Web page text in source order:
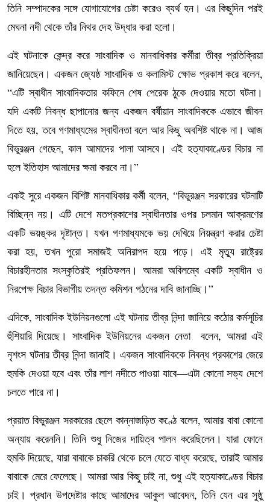
তিনি সম্পাদকের সঙ্গে যোগাযোগের চেষ্টা করেও ব্যর্থ হন। এর কিছুদিন পরই
মেঘনা নদী থেকে তাঁর নিথর দেহ উদ্ধার করা হলো।
এই ঘটনাকে কেন্দ্র করে সাংবাদিক ও মানবাধিকার কর্মীরা তীব্র প্রতিক্রিয়া
জানিয়েছেন। একজন জ্যেষ্ঠ সাংবাদিক ও কলামিস্ট ক্ষোভ প্রকাশ করে বলেন,
“এটি স্বাধীন সাংবাদিকতার কফিনে শেষ পেরেক ঠুকে দেওয়ার মতো ঘটনা।
যদি একটি নিবন্ধ ছাপানোর জন্য একজন বর্ষীয়ান সাংবাদিককে এভাবে জীবন
দিতে হয়, তবে গণমাধ্যমের স্বাধীনতা বলে আর কিছু অবশিষ্ট থাকে না। আজ
বিভুরঞ্জন গেছেন, কাল আমাদের পালা আসবে। এই হত্যাকাণ্ডের বিচার না
হলে ইতিহাস আমাদের ক্ষমা করবে না।”
একই সুরে একজন বিশিষ্ট মানবাধিকার কর্মী বলেন, “বিভুরঞ্জন সরকারের ঘটনাটি
বিচ্ছিন্ন নয়। এটি দেশে মতপ্রকাশের স্বাধীনতার ওপর চলমান আক্রমণের
একটি ভয়ঙ্কর দৃষ্টান্ত। যখন গণমাধ্যমকে ভয় দেখিয়ে নিয়ন্ত্রণ করার চেষ্টা
করা হয়, তখন পুরো সমাজই অনিরাপদ হয়ে পড়ে। এই মৃত্যু রাষ্ট্রের
বিচারহীনতার সংস্কৃতিরই প্রতিফলন। আমরা অবিলম্বে একটি স্বাধীন ও
নিরপেক্ষ বিচার বিভাগীয় তদন্ত কমিশন গঠনের দাবি জানাচ্ছি।”
এদিকে, সাংবাদিক ইউনিয়নগুলো এই ঘটনায় তীব্র নিন্দা জানিয়ে কঠোর কর্মসূচির
হুঁশিয়ারি দিয়েছে। সাংবাদিক ইউনিয়নের একজন নেতা বলেন, আমরা এই
নৃশংস ঘটনার তীব্র নিন্দা জানাই। একজন সাংবাদিককে নিবন্ধ প্রকাশের জেরে
হুমকি দেওয়া হবে এবং তাঁর লাশ নদীতে পাওয়া যাবে—এটা কোনো সভ্য দেশে
চলতে পারে না।
প্রয়াত বিভুরঞ্জন সরকারের ছেলে কান্নাজড়িত কণ্ঠে বলেন, আমার বাবা কোনো
অন্যায় করেননি। তিনি শুধু নিজের দায়িত্ব পালন করেছিলেন। যারা ফোনে
হুমকি দিয়েছে, যারা বাবাকে চাকরি থেকে চলে যেতে বাধ্য করেছে, তারাই আমার
বাবাকে মেরে ফেলেছে। আমরা আর কিছু চাই না, শুধু এই হত্যাকাণ্ডের বিচার
চাই। প্রধান উপদেষ্টার কাছে আমাদের আকুল আবেদন, তিনি যেন এর সুষ্ঠু